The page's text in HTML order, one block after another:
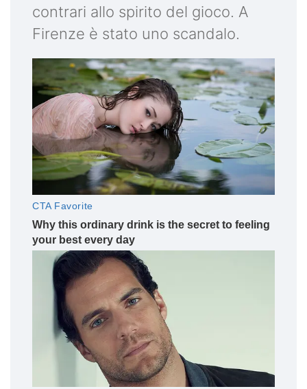
contrari allo spirito del gioco. A
Firenze è stato uno scandalo.